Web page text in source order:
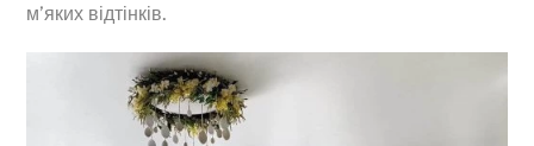
м’яких відтінків.